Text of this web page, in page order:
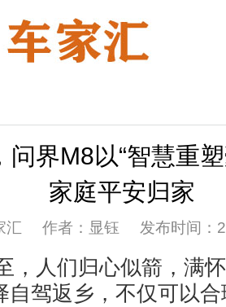
问界M8以“智慧重
家庭平安归家
汇 作者：显钰 发布时间：
，人们归心似箭，满
自驾返乡，不仅可以